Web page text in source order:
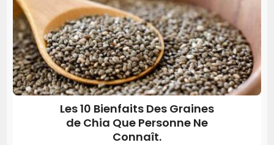
Les 10 Bienfaits Des Graines
de Chia Que Personne Ne
Connaît.